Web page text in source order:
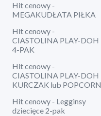
Hit cenowy -
MEGAKUDŁATA PIŁKA
Hit cenowy -
CIASTOLINA PLAY-DOH
4-PAK
Hit cenowy -
CIASTOLINA PLAY-DOH
KURCZAK lub POPCORN
Hit cenowy - Legginsy
dziecięce 2-pak